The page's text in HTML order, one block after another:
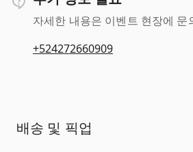
자세한 내용은 이벤트 현장에 문
+524272660909
배송 및 픽업